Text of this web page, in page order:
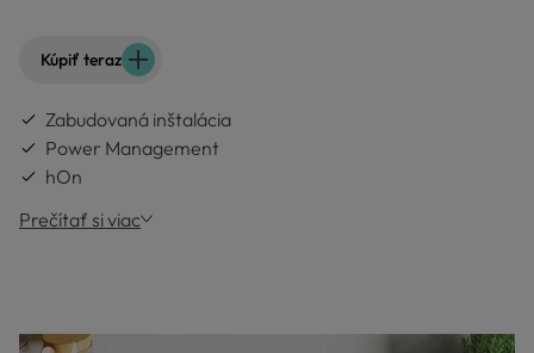
Kúpiť teraz
Zabudovaná inštalácia
Power Management
hOn
Prečítať si viac